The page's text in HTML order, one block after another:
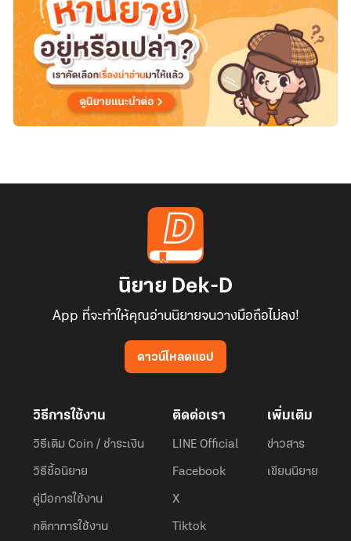
หลัก
ชีวิต
ใหม่
นิยาย Dek-D
App ที่จะทำให้คุณอ่านนิยายจนวางมือถือไม่ลง!
ดาวน์โหลดแอป
วิธีการใช้งาน
วิธีเติม Coin / ชำระเงิน
วิธีซื้อนิยาย
คู่มือการใช้งาน
กติกาการใช้งาน
ติดต่อเรา
LINE Official
Facebook
X
Tiktok
เพิ่มเติม
ข่าวสาร
เขียนนิยาย